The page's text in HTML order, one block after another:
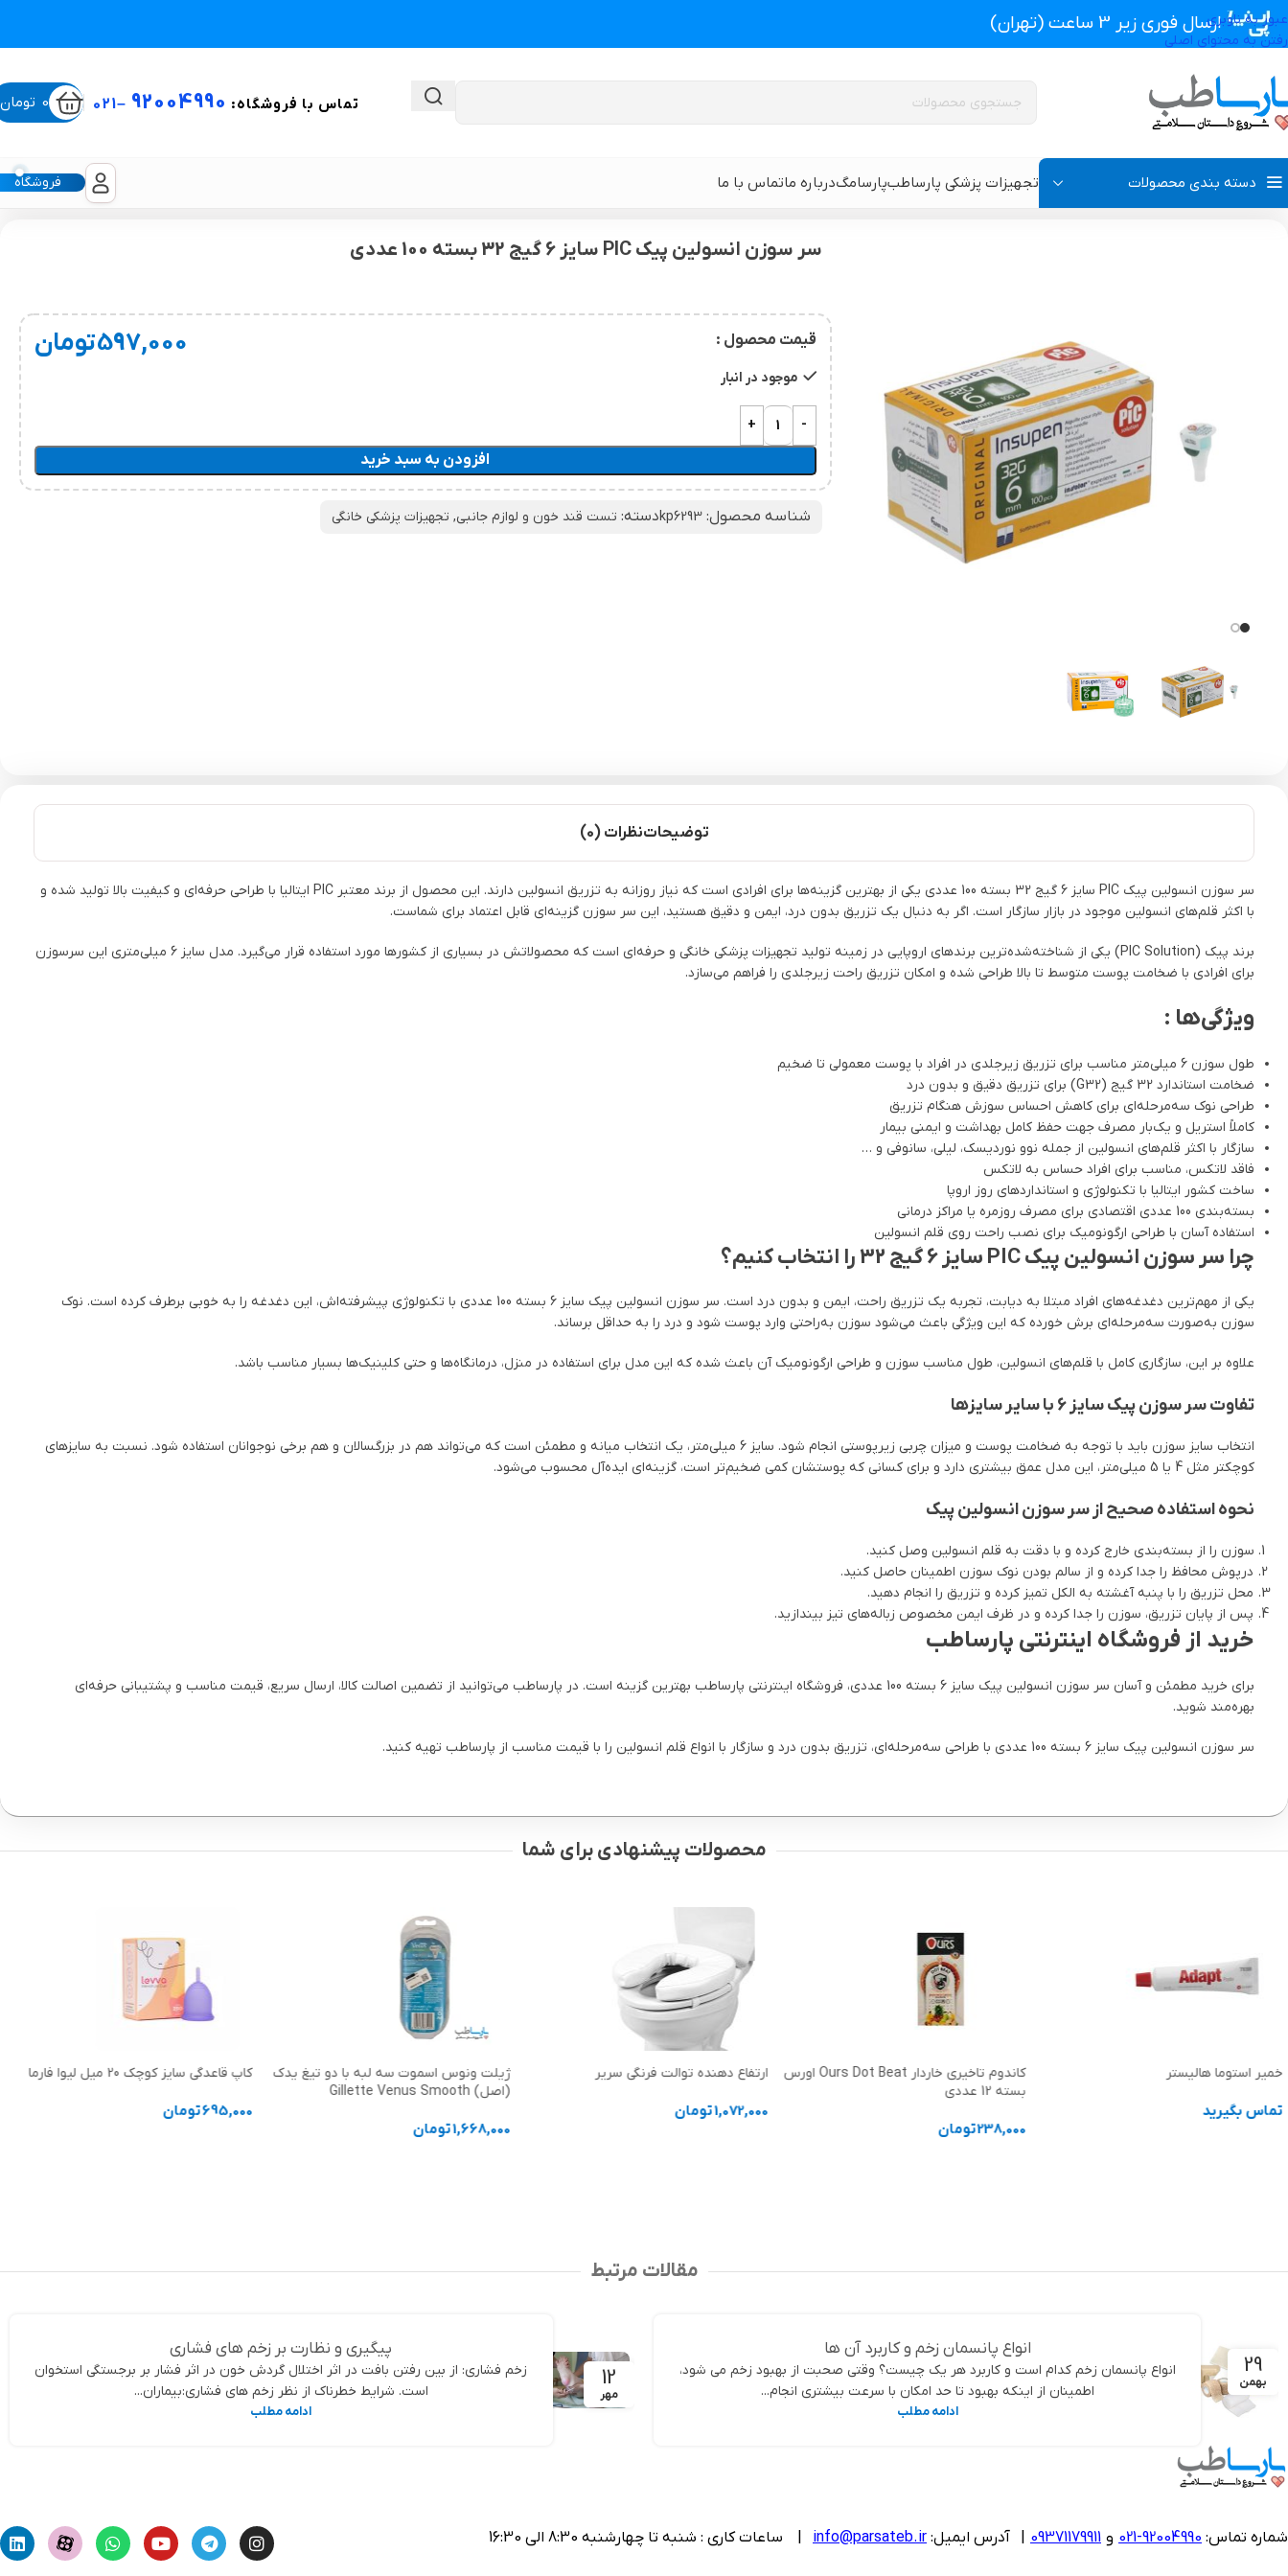
عبور به ناوبری
رفتن به محتوای اصلی
ارسال فوری زیر 3 ساعت (تهران)
تماس با فروشگاه: 92004990
–
021
0 تومان
دسته بندی محصولات
گن بعد از جراحی زنانه
گن لاغری و گن بعد از زایمان
گن تزریق چربی و پروتز باسن
گن ژنیکوماستی سینه آقایان
گن لیپوماتیک شکم و پهلو و پشت
گن لیپوماتیک بازو ( براکیوپلاستی )
تجهیزات پزشکی پارساطبپارسامگدرباره ماتماس با ما فروشگاه
تجهیزات پزشکی پارساطب تجهیزات پزشکی خانگی تست قند خون و لوازم جانبی> سر سوزن انسولین پیک PIC سایز 6 گیج 32 بسته 100 عددی
سر سوزن انسولین پیک PIC سایز 6 گیج 32 بسته 100 عددی
قیمت محصول : 597,000تومان
موجود در انبار
افزودن به سبد خرید
شناسه محصول:kp6293دسته: تست قند خون و لوازم جانبی, تجهیزات پزشکی خانگی
توضیحاتنظرات (0)
سر سوزن انسولین پیک PIC سایز 6 گیج 32 بسته 100 عددی یکی از بهترین گزینه‌ها برای افرادی است که نیاز روزانه به تزریق انسولین دارند. این محصول از برند معتبر PIC ایتالیا با طراحی حرفه‌ای و کیفیت بالا تولید شده و
با اکثر قلم‌های انسولین موجود در بازار سازگار است. اگر به دنبال یک تزریق بدون درد، ایمن و دقیق هستید، این سر سوزن گزینه‌ای قابل اعتماد برای شماست.
برند پیک (PIC Solution) یکی از شناخته‌شده‌ترین برندهای اروپایی در زمینه تولید تجهیزات پزشکی خانگی و حرفه‌ای است که محصولاتش در بسیاری از کشورها مورد استفاده قرار می‌گیرد. مدل سایز 6 میلی‌متری این سرسوزن
برای افرادی با ضخامت پوست متوسط تا بالا طراحی شده و امکان تزریق راحت زیرجلدی را فراهم می‌سازد.
ویژگی‌ها :
طول سوزن 6 میلی‌متر مناسب برای تزریق زیرجلدی در افراد با پوست معمولی تا ضخیم
ضخامت استاندارد 32 گیج (G32) برای تزریق دقیق و بدون درد
طراحی نوک سه‌مرحله‌ای برای کاهش احساس سوزش هنگام تزریق
کاملاً استریل و یک‌بار مصرف جهت حفظ کامل بهداشت و ایمنی بیمار
سازگار با اکثر قلم‌های انسولین از جمله نوو نوردیسک، لیلی، سانوفی و …
فاقد لاتکس، مناسب برای افراد حساس به لاتکس
ساخت کشور ایتالیا با تکنولوژی و استانداردهای روز اروپا
بسته‌بندی 100 عددی اقتصادی برای مصرف روزمره یا مراکز درمانی
استفاده آسان با طراحی ارگونومیک برای نصب راحت روی قلم انسولین
چرا سر سوزن انسولین پیک PIC سایز 6 گیج 32 را انتخاب کنیم؟
یکی از مهم‌ترین دغدغه‌های افراد مبتلا به دیابت، تجربه یک تزریق راحت، ایمن و بدون درد است. سر سوزن انسولین پیک سایز 6 بسته 100 عددی با تکنولوژی پیشرفته‌اش، این دغدغه را به خوبی برطرف کرده است. نوک
سوزن به‌صورت سه‌مرحله‌ای برش خورده که این ویژگی باعث می‌شود سوزن به‌راحتی وارد پوست شود و درد را به حداقل برساند.
علاوه بر این، سازگاری کامل با قلم‌های انسولین، طول مناسب سوزن و طراحی ارگونومیک آن باعث شده که این مدل برای استفاده در منزل، درمانگاه‌ها و حتی کلینیک‌ها بسیار مناسب باشد.
تفاوت سر سوزن پیک سایز 6 با سایر سایزها
انتخاب سایز سوزن باید با توجه به ضخامت پوست و میزان چربی زیرپوستی انجام شود. سایز 6 میلی‌متر، یک انتخاب میانه و مطمئن است که می‌تواند هم در بزرگسالان و هم برخی نوجوانان استفاده شود. نسبت به سایزهای
کوچکتر مثل 4 یا 5 میلی‌متر، این مدل عمق بیشتری دارد و برای کسانی که پوستشان کمی ضخیم‌تر است، گزینه‌ای ایده‌آل محسوب می‌شود.
نحوه استفاده صحیح از سر سوزن انسولین پیک
سوزن را از بسته‌بندی خارج کرده و با دقت به قلم انسولین وصل کنید.
درپوش محافظ را جدا کرده و از سالم بودن نوک سوزن اطمینان حاصل کنید.
محل تزریق را با پنبه آغشته به الکل تمیز کرده و تزریق را انجام دهید.
پس از پایان تزریق، سوزن را جدا کرده و در ظرف ایمن مخصوص زباله‌های تیز بیندازید.
خرید از فروشگاه اینترنتی پارساطب
برای خرید مطمئن و آسان سر سوزن انسولین پیک سایز 6 بسته 100 عددی، فروشگاه اینترنتی پارساطب بهترین گزینه است. در پارساطب می‌توانید از تضمین اصالت کالا، ارسال سریع، قیمت مناسب و پشتیبانی حرفه‌ای
بهره‌مند شوید.
سر سوزن انسولین پیک سایز 6 بسته 100 عددی با طراحی سه‌مرحله‌ای، تزریق بدون درد و سازگار با انواع قلم انسولین را با قیمت مناسب از پارساطب تهیه کنید.
محصولات پیشنهادی برای شما
خمیر استوما هالیستر
تماس بگیرید
کاندوم تاخیری خاردار Ours Dot Beat اورس
بسته 12 عددی
238,000تومان
ارتفاع دهنده توالت فرنگی سریر
1,072,000تومان
ژیلت ونوس اسموت سه لبه با دو تیغ یدک
(اصل) Gillette Venus Smooth
1,668,000تومان
کاپ قاعدگی سایز کوچک 20 میل لیوا فارما
695,000تومان
مقالات مرتبط
29
بهمن
انواع پانسمان زخم و کاربرد آن ها
انواع پانسمان زخم کدام است و کاربرد هر یک چیست؟ وقتی صحبت از بهبود زخم می شود،
اطمینان از اینکه بهبود تا حد امکان با سرعت بیشتری انجام...
ادامه مطلب
12
مهر
پیگیری و نظارت بر زخم های فشاری
زخم فشاری: از بین رفتن بافت در اثر اختلال گردش خون در اثر فشار بر برجستگی استخوان
است. شرایط خطرناک از نظر زخم های فشاری:بیماران...
ادامه مطلب
شماره تماس: 92004990-021 و 09371179911 آدرس ایمیل: info@parsateb.ir | ساعات کاری : شنبه تا چهارشنبه 8:30 الی 16:30